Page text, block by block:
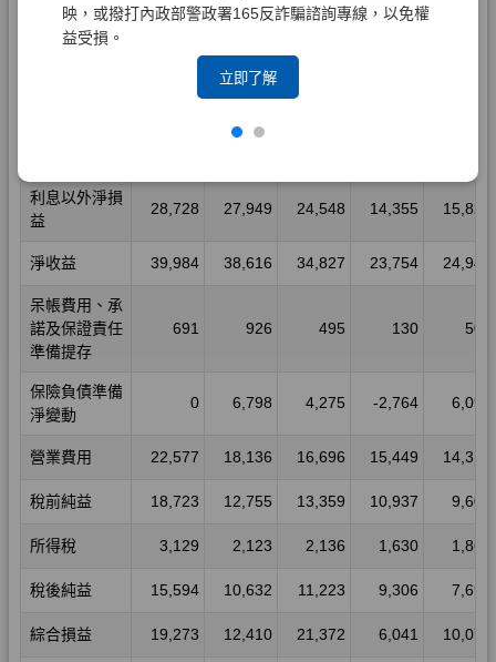
映，或撥打內政部警政署165反詐騙諮詢專線，以免權
益受損。
立即了解